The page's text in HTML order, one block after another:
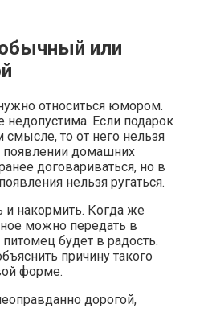
или
относиться юмором.
недопустима. Если подарок
то от него нельзя
появлении домашних
договариваться, но в
нельзя ругаться.
и накормить. Когда же
можно передать в
будет в радость.
причину такого
форме.
дорогой,